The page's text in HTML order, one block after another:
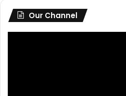
Our Channel